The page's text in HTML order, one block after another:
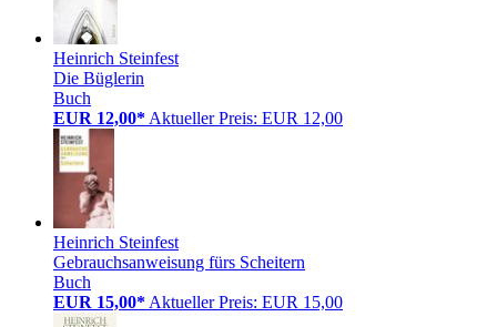
Heinrich Steinfest
Die Büglerin
Buch
EUR 12,00* Aktueller Preis: EUR 12,00
Heinrich Steinfest
Gebrauchsanweisung fürs Scheitern
Buch
EUR 15,00* Aktueller Preis: EUR 15,00